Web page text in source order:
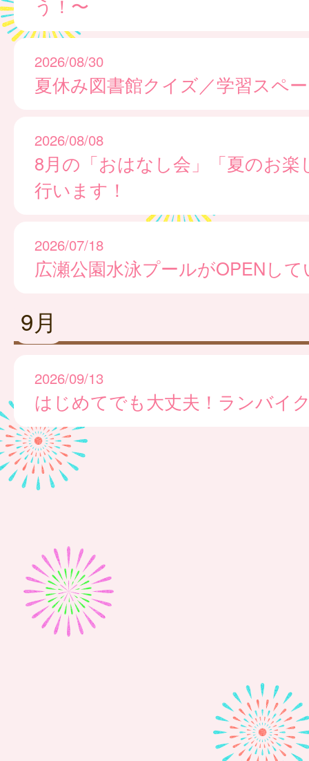
う！〜
2026/08/30
夏休み図書館クイズ／学習スペ
2026/08/08
8月の「おはなし会」「夏のお楽
行います！
2026/07/18
広瀬公園水泳プールがOPENし
9月
2026/09/13
はじめてでも大丈夫！ランバイ